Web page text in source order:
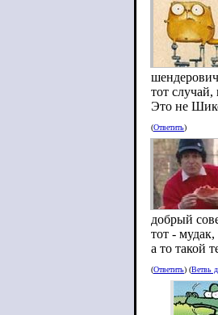
тот
Это не
(Ответить)
добрый
тот - мудак,
а то такой
(Ответить) (Ветвь